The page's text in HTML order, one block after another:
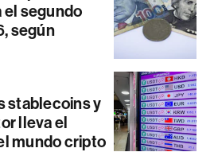
el segundo
según
stablecoins y
lleva el
mundo cripto